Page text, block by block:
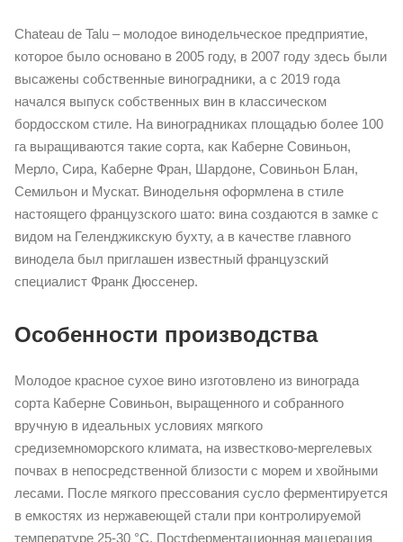
Chateau de Talu – молодое винодельческое предприятие,
которое было основано в 2005 году, в 2007 году здесь были
высажены собственные виноградники, а с 2019 года
начался выпуск собственных вин в классическом
бордосском стиле. На виноградниках площадью более 100
га выращиваются такие сорта, как Каберне Совиньон,
Мерло, Сира, Каберне Фран, Шардоне, Совиньон Блан,
Семильон и Мускат. Винодельня оформлена в стиле
настоящего французского шато: вина создаются в замке с
видом на Геленджикскую бухту, а в качестве главного
винодела был приглашен известный французский
специалист Франк Дюссенер.
Особенности производства
Молодое красное сухое вино изготовлено из винограда
сорта Каберне Совиньон, выращенного и собранного
вручную в идеальных условиях мягкого
средиземноморского климата, на известково-мергелевых
почвах в непосредственной близости с морем и хвойными
лесами. После мягкого прессования сусло ферментируется
в емкостях из нержавеющей стали при контролируемой
температуре 25-30 °С. Постферментационная мацерация